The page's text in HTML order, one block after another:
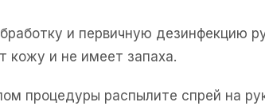
и первичную дезинфекцию
кожу и не имеет запаха.
процедуры распылите спрей на